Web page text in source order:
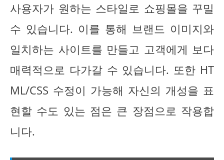
사용자가 원하는 스타일로 쇼핑몰을 꾸밀
수 있습니다. 이를 통해 브랜드 이미지와
일치하는 사이트를 만들고 고객에게 보다
매력적으로 다가갈 수 있습니다. 또한 HT
ML/CSS 수정이 가능해 자신의 개성을 표
현할 수도 있는 점은 큰 장점으로 작용합
니다.